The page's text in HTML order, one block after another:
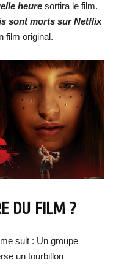
heure sortira le film.
sont morts sur Netflix
film original.
DU FILM ?
suit : Un groupe
un tourbillon